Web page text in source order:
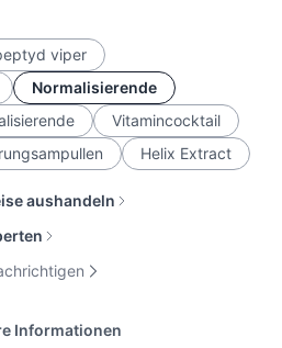
viper
Normalisierende
Vitamincocktail
Helix Extract
aushandeln
Informationen